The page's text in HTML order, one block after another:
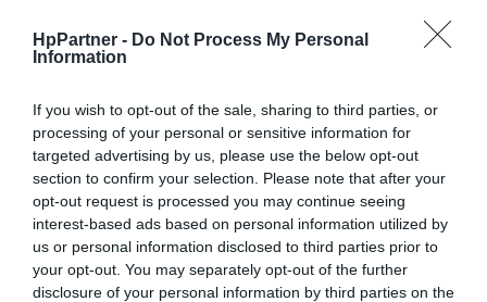
HpPartner - Do Not Process My Personal
Information
If you wish to opt-out of the sale, sharing to third parties, or
processing of your personal or sensitive information for
targeted advertising by us, please use the below opt-out
section to confirm your selection. Please note that after your
opt-out request is processed you may continue seeing
interest-based ads based on personal information utilized by
us or personal information disclosed to third parties prior to
your opt-out. You may separately opt-out of the further
disclosure of your personal information by third parties on the